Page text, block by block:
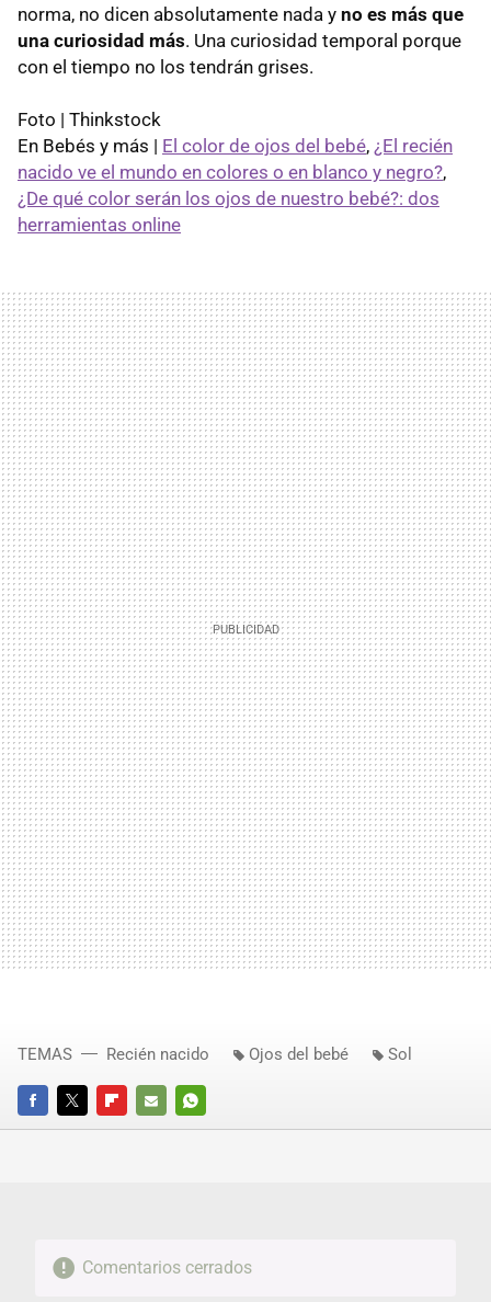
norma, no dicen absolutamente nada y no es más que
una curiosidad más. Una curiosidad temporal porque
con el tiempo no los tendrán grises.
Foto | Thinkstock
En Bebés y más | El color de ojos del bebé, ¿El recién
nacido ve el mundo en colores o en blanco y negro?,
¿De qué color serán los ojos de nuestro bebé?: dos
herramientas online
FACEBOOKTWITTERFLIPBOARD
E-
WHATSAPP
TEMAS Recién nacido Ojos del bebé Sol
Comentarios cerrados